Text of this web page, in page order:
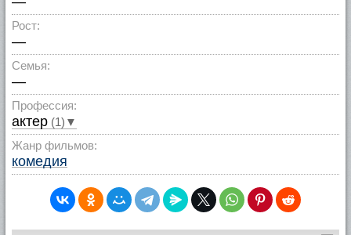
Рост:
—
Семья:
—
Профессия:
актер (1)▼
Жанр фильмов:
комедия